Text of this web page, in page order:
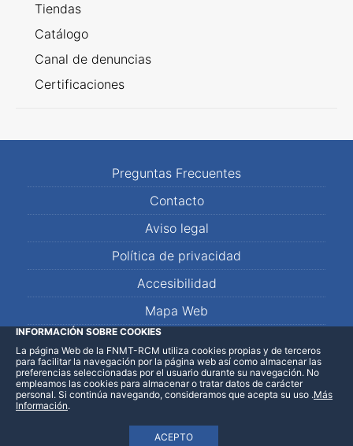
Tiendas
Catálogo
Canal de denuncias
Certificaciones
Preguntas Frecuentes
Contacto
Aviso legal
Política de privacidad
Accesibilidad
Mapa Web
LinkedInFacebookWhatsApp
INFORMACIÓN SOBRE COOKIES
La página Web de la FNMT-RCM utiliza cookies propias y de terceros
para facilitar la navegación por la página web así como almacenar las
preferencias seleccionadas por el usuario durante su navegación. No
empleamos las cookies para almacenar o tratar datos de carácter
personal. Si continúa navegando, consideramos que acepta su uso
ACEPTO
.Más
Información.